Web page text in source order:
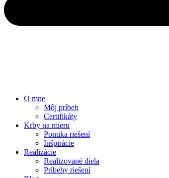
O mne
Môj príbeh
Certifikáty
Krby na mieru
Ponuka riešení
Inšpirácie
Realizácie
Realizované diela
Príbehy riešení